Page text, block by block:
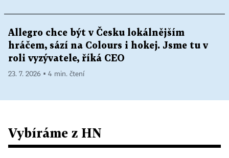
Allegro chce být v Česku lokálnějším
hráčem, sází na Colours i hokej. Jsme tu v
roli vyzývatele, říká CEO
23. 7. 2026 ▪ 4 min. čtení
Vybíráme z HN